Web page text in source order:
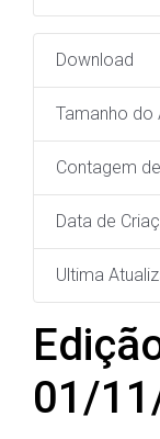
Download
Tamanho do
Contagem
Data de
Ultima
01/